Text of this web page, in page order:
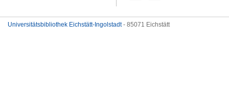
Universitätsbibliothek Eichstätt-Ingolstadt- 85071 Eichstätt